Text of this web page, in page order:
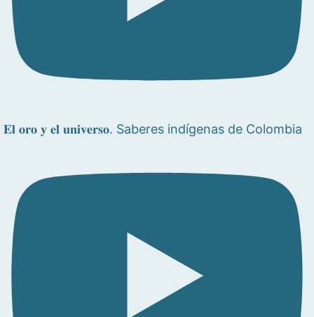
𝐄𝐥 𝐨𝐫𝐨 𝐲 𝐞𝐥 𝐮𝐧𝐢𝐯𝐞𝐫𝐬𝐨. Saberes indígenas de Colombia